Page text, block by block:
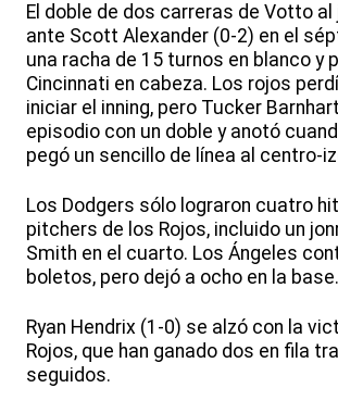
El doble de dos carreras de Votto
ante Scott Alexander (0-2) en el
una racha de 15 turnos en blanco y
Cincinnati en cabeza. Los rojos
iniciar el inning, pero Tucker
episodio con un doble y anotó
pegó un sencillo de línea al centro-
Los Dodgers sólo lograron cuatro
pitchers de los Rojos, incluido un
Smith en el cuarto. Los Ángeles
boletos, pero dejó a ocho en la base.
Ryan Hendrix (1-0) se alzó con la
Rojos, que han ganado dos en fila
seguidos.